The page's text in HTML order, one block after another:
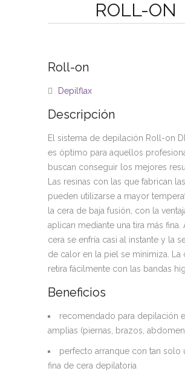
ROLL-ON
Roll-on
Depilflax
Descripción
El sistema de depilación Roll-on
es óptimo para aquellos
buscan conseguir los mejores
Las resinas con las que fabrican
pueden utilizarse a mayor
la cera de baja fusión, con la
aplican mediante una tira más fina.
cera se enfría casi al instante y la
de calor en la piel se minimiza. La
retira fácilmente con las bandas
Beneficios
recomendado para depilación
amplias (piernas, brazos,
perfecto arranque con tan solo
fina de cera depilatoria